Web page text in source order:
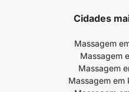
Cidades
Massagem
Massagem
Massagem
Massagem em